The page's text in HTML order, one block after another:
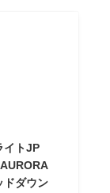
イトJP
ドダウン